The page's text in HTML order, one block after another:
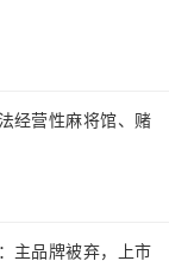
经营性麻将馆、赌
主品牌被弃，上市